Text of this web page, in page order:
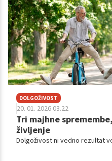
DOLGOŽIVOST
20. 01. 2026 03.22
Tri majhne
življenje
Dolgoživost ni vedno rezultat